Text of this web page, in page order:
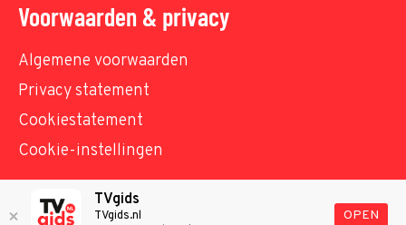
Voorwaarden & privacy
Algemene voorwaarden
Privacy statement
Cookiestatement
Cookie-instellingen
© TVgids.nl 2026 - All rights reserved. No text and
TVgids
TVgids.nl
OPEN